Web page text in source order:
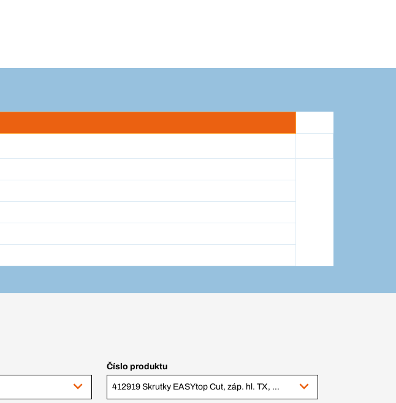
Číslo produktu
412919 Skrutky EASYtop Cut, záp. hl. TX, čiast. z., o. Zn, ø 4,0 x 50/30 mm